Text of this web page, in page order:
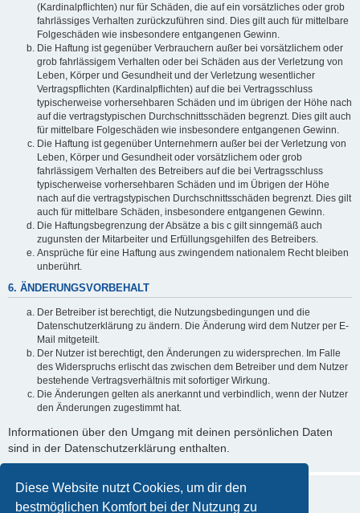
Diese Website nutzt Cookies, um dir den
bestmöglichen Komfort bei der Nutzung zu
(Kardinalpflichten) nur für Schäden, die auf ein vorsätzliches oder grob
fahrlässiges Verhalten zurückzuführen sind. Dies gilt auch für mittelbare
Folgeschäden wie insbesondere entgangenen Gewinn.
Die Haftung ist gegenüber Verbrauchern außer bei vorsätzlichem oder
grob fahrlässigem Verhalten oder bei Schäden aus der Verletzung von
Leben, Körper und Gesundheit und der Verletzung wesentlicher
Vertragspflichten (Kardinalpflichten) auf die bei Vertragsschluss
typischerweise vorhersehbaren Schäden und im übrigen der Höhe nach
auf die vertragstypischen Durchschnittsschäden begrenzt. Dies gilt auch
für mittelbare Folgeschäden wie insbesondere entgangenen Gewinn.
Die Haftung ist gegenüber Unternehmern außer bei der Verletzung von
Leben, Körper und Gesundheit oder vorsätzlichem oder grob
fahrlässigem Verhalten des Betreibers auf die bei Vertragsschluss
typischerweise vorhersehbaren Schäden und im Übrigen der Höhe
nach auf die vertragstypischen Durchschnittsschäden begrenzt. Dies gilt
auch für mittelbare Schäden, insbesondere entgangenen Gewinn.
Die Haftungsbegrenzung der Absätze a bis c gilt sinngemäß auch
zugunsten der Mitarbeiter und Erfüllungsgehilfen des Betreibers.
Ansprüche für eine Haftung aus zwingendem nationalem Recht bleiben
unberührt.
6. ÄNDERUNGSVORBEHALT
Der Betreiber ist berechtigt, die Nutzungsbedingungen und die
Datenschutzerklärung zu ändern. Die Änderung wird dem Nutzer per E-
Mail mitgeteilt.
Der Nutzer ist berechtigt, den Änderungen zu widersprechen. Im Falle
des Widerspruchs erlischt das zwischen dem Betreiber und dem Nutzer
bestehende Vertragsverhältnis mit sofortiger Wirkung.
Die Änderungen gelten als anerkannt und verbindlich, wenn der Nutzer
den Änderungen zugestimmt hat.
Informationen über den Umgang mit deinen persönlichen Daten
sind in der Datenschutzerklärung enthalten.